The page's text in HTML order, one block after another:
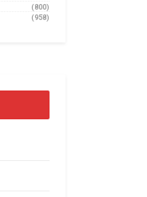
(800)
(958)